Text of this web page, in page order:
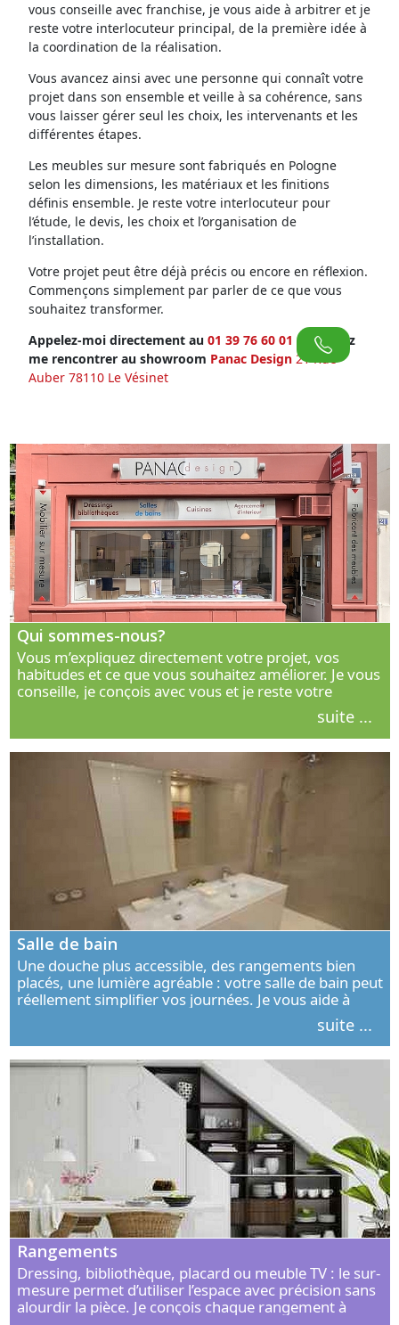
vous conseille avec franchise, je vous aide à arbitrer et je
reste votre interlocuteur principal, de la première idée à
la coordination de la réalisation.
Vous avancez ainsi avec une personne qui connaît votre
projet dans son ensemble et veille à sa cohérence, sans
vous laisser gérer seul les choix, les intervenants et les
différentes étapes.
Les meubles sur mesure sont fabriqués en Pologne
selon les dimensions, les matériaux et les finitions
définis ensemble. Je reste votre interlocuteur pour
l’étude, le devis, les choix et l’organisation de
l’installation.
Votre projet peut être déjà précis ou encore en réflexion.
Commençons simplement par parler de ce que vous
souhaitez transformer.
Appelez-moi directement au 01 39 76 60 01 ou venez
me rencontrer au showroom Panac Design 21 Rue
Auber 78110 Le Vésinet
Qui sommes-nous?
Vous m’expliquez directement votre projet, vos
habitudes et ce que vous souhaitez améliorer. Je vous
conseille, je conçois avec vous et je reste votre
interlocuteur principal. Découvrez ma façon de vous
suite ...
Salle de bain
Une douche plus accessible, des rangements bien
placés, une lumière agréable : votre salle de bain peut
réellement simplifier vos journées. Je vous aide à
concevoir un espace élégant, confortable et adapté à
suite ...
Rangements
Dressing, bibliothèque, placard ou meuble TV : le sur-
mesure permet d’utiliser l’espace avec précision sans
alourdir la pièce. Je conçois chaque rangement à